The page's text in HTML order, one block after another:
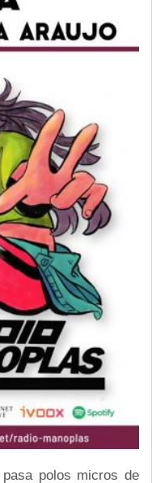
polos micros de